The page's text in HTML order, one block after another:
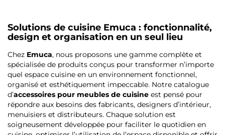
Solutions de cuisine Emuca : fonctionnalité,
design et organisation en un seul lieu
Chez Emuca, nous proposons une gamme complète et
spécialisée de produits conçus pour transformer n’importe
quel espace cuisine en un environnement fonctionnel,
organisé et esthétiquement impeccable. Notre catalogue
d’accessoires pour meubles de cuisine est pensé pour
répondre aux besoins des fabricants, designers d’intérieur,
menuisiers et distributeurs. Chaque solution est
soigneusement développée pour faciliter le quotidien en